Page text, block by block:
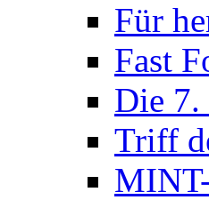
Für
Fast
Die 7.
Triff